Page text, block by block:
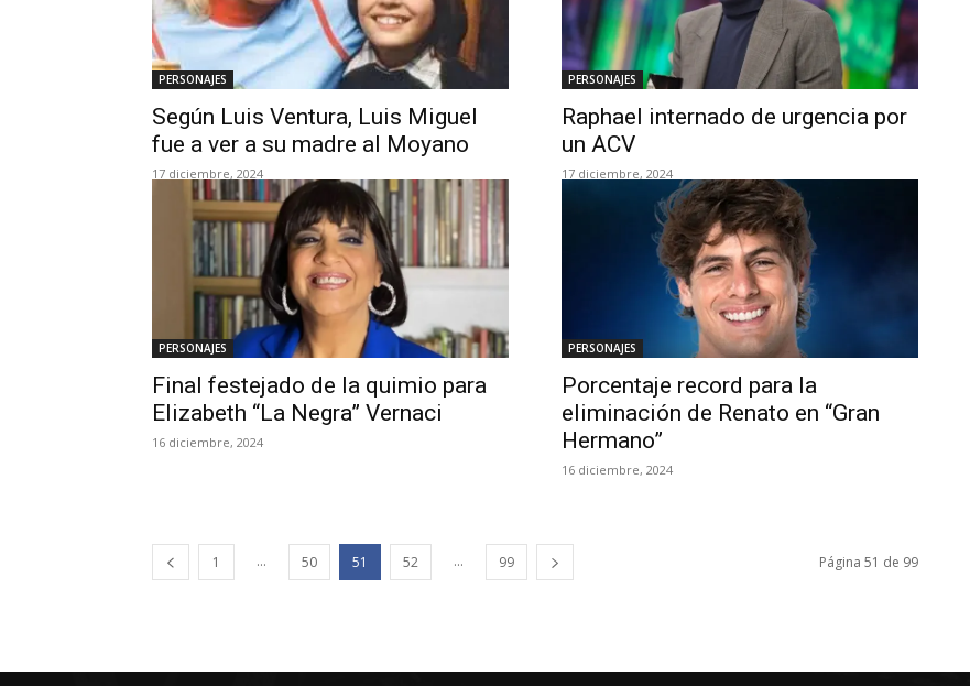
PERSONAJES
Según Luis Ventura, Luis Miguel
fue a ver a su madre al Moyano
17 diciembre, 2024
PERSONAJES
Raphael internado de urgencia por
un ACV
17 diciembre, 2024
PERSONAJES
Final festejado de la quimio para
Elizabeth “La Negra” Vernaci
16 diciembre, 2024
PERSONAJES
Porcentaje record para la
eliminación de Renato en “Gran
Hermano”
16 diciembre, 2024
1 ... 50 51 52 ... 99 Página 51 de 99